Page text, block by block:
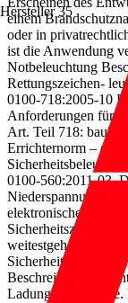
Hersteller 35
einem
oder in
ist die Anwendung
Notbeleuchtung
Rettungszeichen-
0100-718:2005-10
Anforderungen für
Art. Teil 718:
Errichternorm –
0100-560:2011-03.
elektronischer
Sicherheitszwecke.
weitestgehend DIN
Beschreibt im
Ladung der